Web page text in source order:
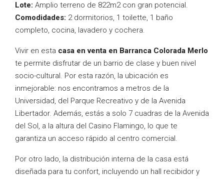
Lote: Amplio terreno de 822m2 con gran potencial.
Comodidades: 2 dormitorios, 1 toilette, 1 baño
completo, cocina, lavadero y cochera.
Vivir en esta casa en venta en Barranca Colorada Merlo
te permite disfrutar de un barrio de clase y buen nivel
socio-cultural. Por esta razón, la ubicación es
inmejorable: nos encontramos a metros de la
Universidad, del Parque Recreativo y de la Avenida
Libertador. Además, estás a solo 7 cuadras de la Avenida
del Sol, a la altura del Casino Flamingo, lo que te
garantiza un acceso rápido al centro comercial.
Por otro lado, la distribución interna de la casa está
diseñada para tu confort, incluyendo un hall recibidor y